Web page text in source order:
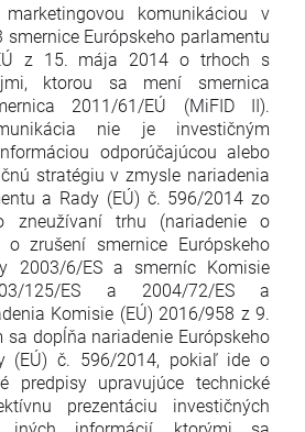
komunikáciou v
Európskeho parlamentu
z 15. mája 2014 o trhoch s
ktorou sa mení smernica
2011/61/EÚ (MiFID II).
nie je investičným
odporúčajúcou alebo
stratégiu v zmysle nariadenia
a Rady (EÚ) č. 596/2014 zo
trhu (nariadenie o
zrušení smernice Európskeho
2003/6/ES a smerníc Komisie
125/ES a 2004/72/ES a
Komisie (EÚ) 2016/958 z 9.
sa dopĺňa nariadenie Európskeho
(EÚ) č. 596/2014, pokiaľ ide o
predpisy upravujúce technické
prezentáciu investičných